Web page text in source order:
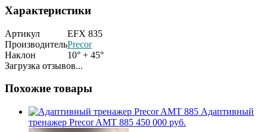
Характеристики
Артикул
EFX 835
ПроизводительPrecor
Наклон
10° + 45°
Загрузка отзывов...
Похожие товары
Адаптивный
тренажер Precor AMT 885 450 000 руб.